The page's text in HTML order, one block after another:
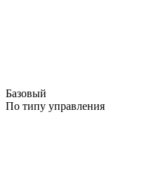
Базовый
По типу управления